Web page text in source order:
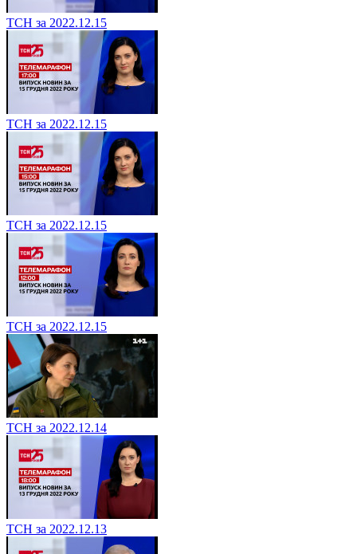
ТСН за 2022.12.15
ТСН за 2022.12.15
ТСН за 2022.12.15
ТСН за 2022.12.15
ТСН за 2022.12.14
ТСН за 2022.12.13